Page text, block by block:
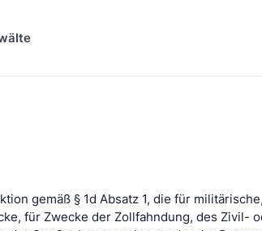
gemäß § 1d Absatz 1, die für militärische,
für Zwecke der Zollfahndung, des Zivil-